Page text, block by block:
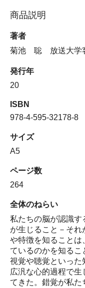
商品説明
著者
菊池 聡 放送大学
発行年
20
ISBN
978-4-595-32178-8
サイズ
A5
ページ数
264
全体のねらい
私たちの脳が認識す
が生じること－そ
や特徴を知ることは
ているのかを知るこ
視覚や聴覚といった
広汎な心的過程で
てきた。錯覚が私た